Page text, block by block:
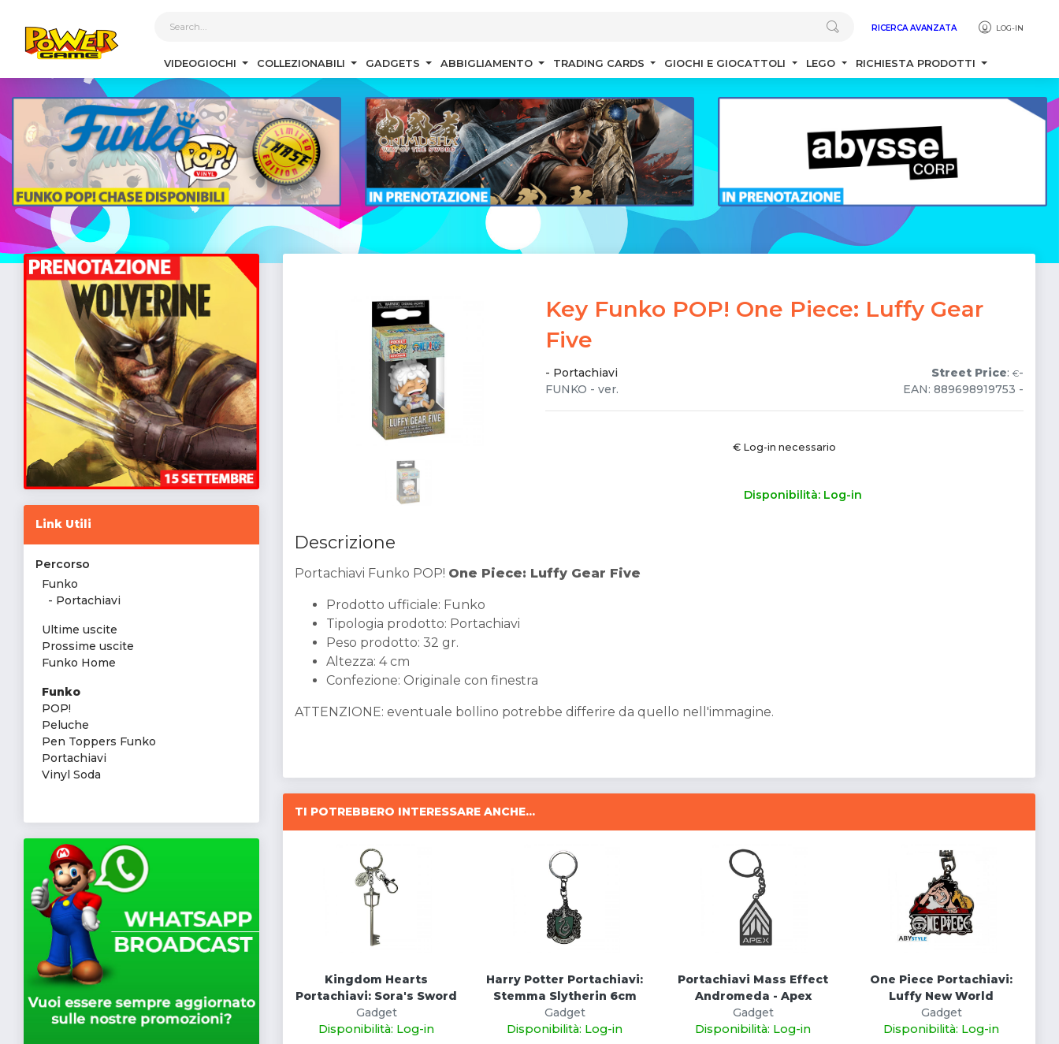
RICERCA AVANZATA LOG-IN
VIDEOGIOCHI COLLEZIONABILI GADGETS ABBIGLIAMENTO TRADING CARDS GIOCHI E GIOCATTOLI LEGO RICHIESTA PRODOTTI
Link Utili
Percorso
Funko
- Portachiavi
Ultime uscite
Prossime uscite
Funko Home
Funko
POP!
Peluche
Pen Toppers Funko
Portachiavi
Vinyl Soda
Key Funko POP! One Piece: Luffy Gear
Five
Street Price: €-
- Portachiavi
EAN: 889698919753 -
FUNKO - ver.
€ Log-in necessario
Disponibilità: Log-in
Descrizione
Portachiavi Funko POP! One Piece: Luffy Gear Five
Prodotto ufficiale: Funko
Tipologia prodotto: Portachiavi
Peso prodotto: 32 gr.
Altezza: 4 cm
Confezione: Originale con finestra
ATTENZIONE: eventuale bollino potrebbe differire da quello nell'immagine.
TI POTREBBERO INTERESSARE ANCHE...
Kingdom Hearts
Portachiavi: Sora's Sword
Gadget
Disponibilità: Log-in
Harry Potter Portachiavi:
Stemma Slytherin 6cm
Gadget
Disponibilità: Log-in
Portachiavi Mass Effect
Andromeda - Apex
Gadget
Disponibilità: Log-in
One Piece Portachiavi:
Luffy New World
Gadget
Disponibilità: Log-in